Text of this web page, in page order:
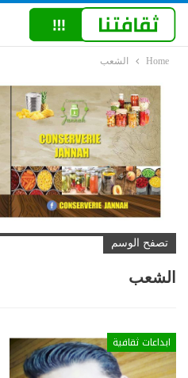
Home الشعب
تصفح الوسم
الشعب
ابداعات ثقافية